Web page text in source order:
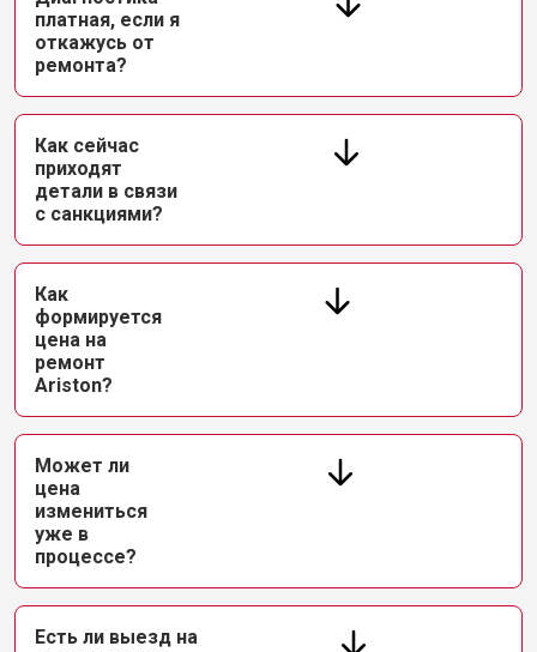
платная, если я
откажусь от
ремонта?
Как сейчас
приходят
детали в связи
с санкциями?
Как
формируется
цена на
ремонт
Ariston?
Может ли
цена
измениться
уже в
процессе?
Есть ли выезд на